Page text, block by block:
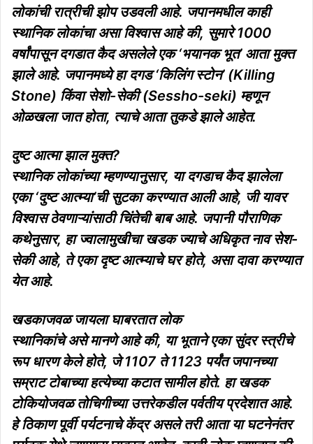
लोकांची रात्रीची झोप उडवली आहे. जपानमधील काही
स्थानिक लोकांचा असा विश्वास आहे की, सुमारे 1000
वर्षांपासून दगडात कैद असलेले एक ‘भयानक भूत’ आता मुक्त
झाले आहे. जपानमध्ये हा दगड ‘किलिंग स्टोन’ (Killing
Stone) किंवा सेशो-सेकी (Sessho-seki) म्हणून
ओळखला जात होता, त्याचे आता तुकडे झाले आहेत.
दुष्ट आत्मा झाल मुक्त?
स्थानिक लोकांच्या म्हणण्यानुसार, या दगडाच कैद झालेला
एका ‘दुष्ट आत्म्या’ची सुटका करण्यात आली आहे, जी यावर
विश्वास ठेवणाऱ्यांसाठी चिंतेची बाब आहे. जपानी पौराणिक
कथेनुसार, हा ज्वालामुखीचा खडक ज्याचे अधिकृत नाव सेश-
सेकी आहे, ते एका दृष्ट आत्म्याचे घर होते, असा दावा करण्यात
येत आहे.
खडकाजवळ जायला घाबरतात लोक
स्थानिकांचे असे मानणे आहे की, या भूताने एका सुंदर स्त्रीचे
रूप धारण केले होते, जे 1107 ते 1123 पर्यंत जपानच्या
सम्राट टोबाच्या हत्येच्या कटात सामील होते. हा खडक
टोकियोजवळ तोचिगीच्या उत्तरेकडील पर्वतीय प्रदेशात आहे.
हे ठिकाण पूर्वी पर्यटनाचे केंद्र असले तरी आता या घटनेनंतर